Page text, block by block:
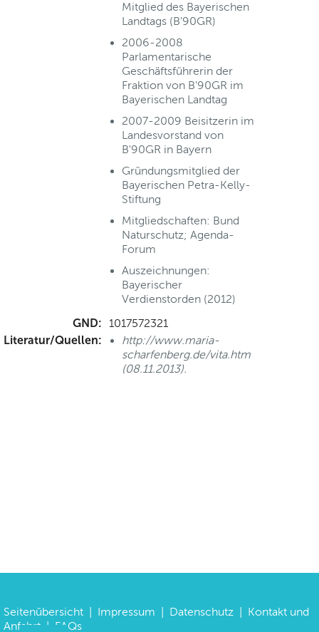
Mitglied des Bayerischen
Landtags (B'90GR)
2006-2008
Parlamentarische
Geschäftsführerin der
Fraktion von B'90GR im
Bayerischen Landtag
2007-2009 Beisitzerin im
Landesvorstand von
B'90GR in Bayern
Gründungsmitglied der
Bayerischen Petra-Kelly-
Stiftung
Mitgliedschaften: Bund
Naturschutz; Agenda-
Forum
Auszeichnungen:
Bayerischer
Verdienstorden (2012)
GND: 1017572321
Literatur/Quellen:
http://www.maria-
scharfenberg.de/vita.htm
(08.11.2013).
Seitenübersicht Impressum Datenschutz
Kontakt und
Anfahrt | FAQs